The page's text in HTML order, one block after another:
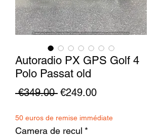
Autoradio PX GPS Golf 4
Polo Passat old
€349.00 Regular
€249.00Sale
50 euros de remise immédiate
Camera de recul *